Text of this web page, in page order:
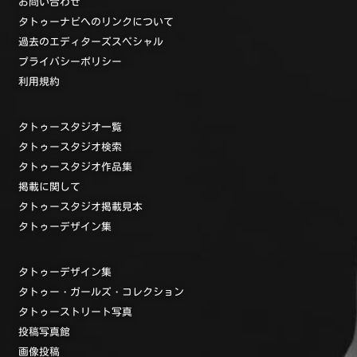
タトゥーナビへのリンクについて
過去のエディターズスペシャル
プライバシーポリシー
利用規約
タトゥースタジオ一覧
タトゥースタジオ検索
タトゥースタジオ作品集
掲載に関して
タトゥースタジオ掲載見本
タトゥーデザイン集
タトゥーデザイン集
タトゥー・ガールズ・コレクション
タトゥーストリート写真
投稿写真館
画像投稿